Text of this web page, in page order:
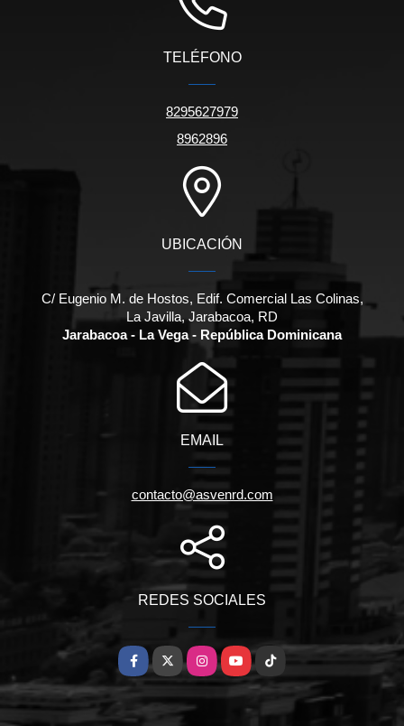
TELÉFONO
8295627979
8962896
UBICACIÓN
C/ Eugenio M. de Hostos, Edif. Comercial Las Colinas,
La Javilla, Jarabacoa, RD
Jarabacoa - La Vega - República Dominicana
EMAIL
contacto@asvenrd.com
REDES SOCIALES
Facebook
X InstagramYouTubeTikTok